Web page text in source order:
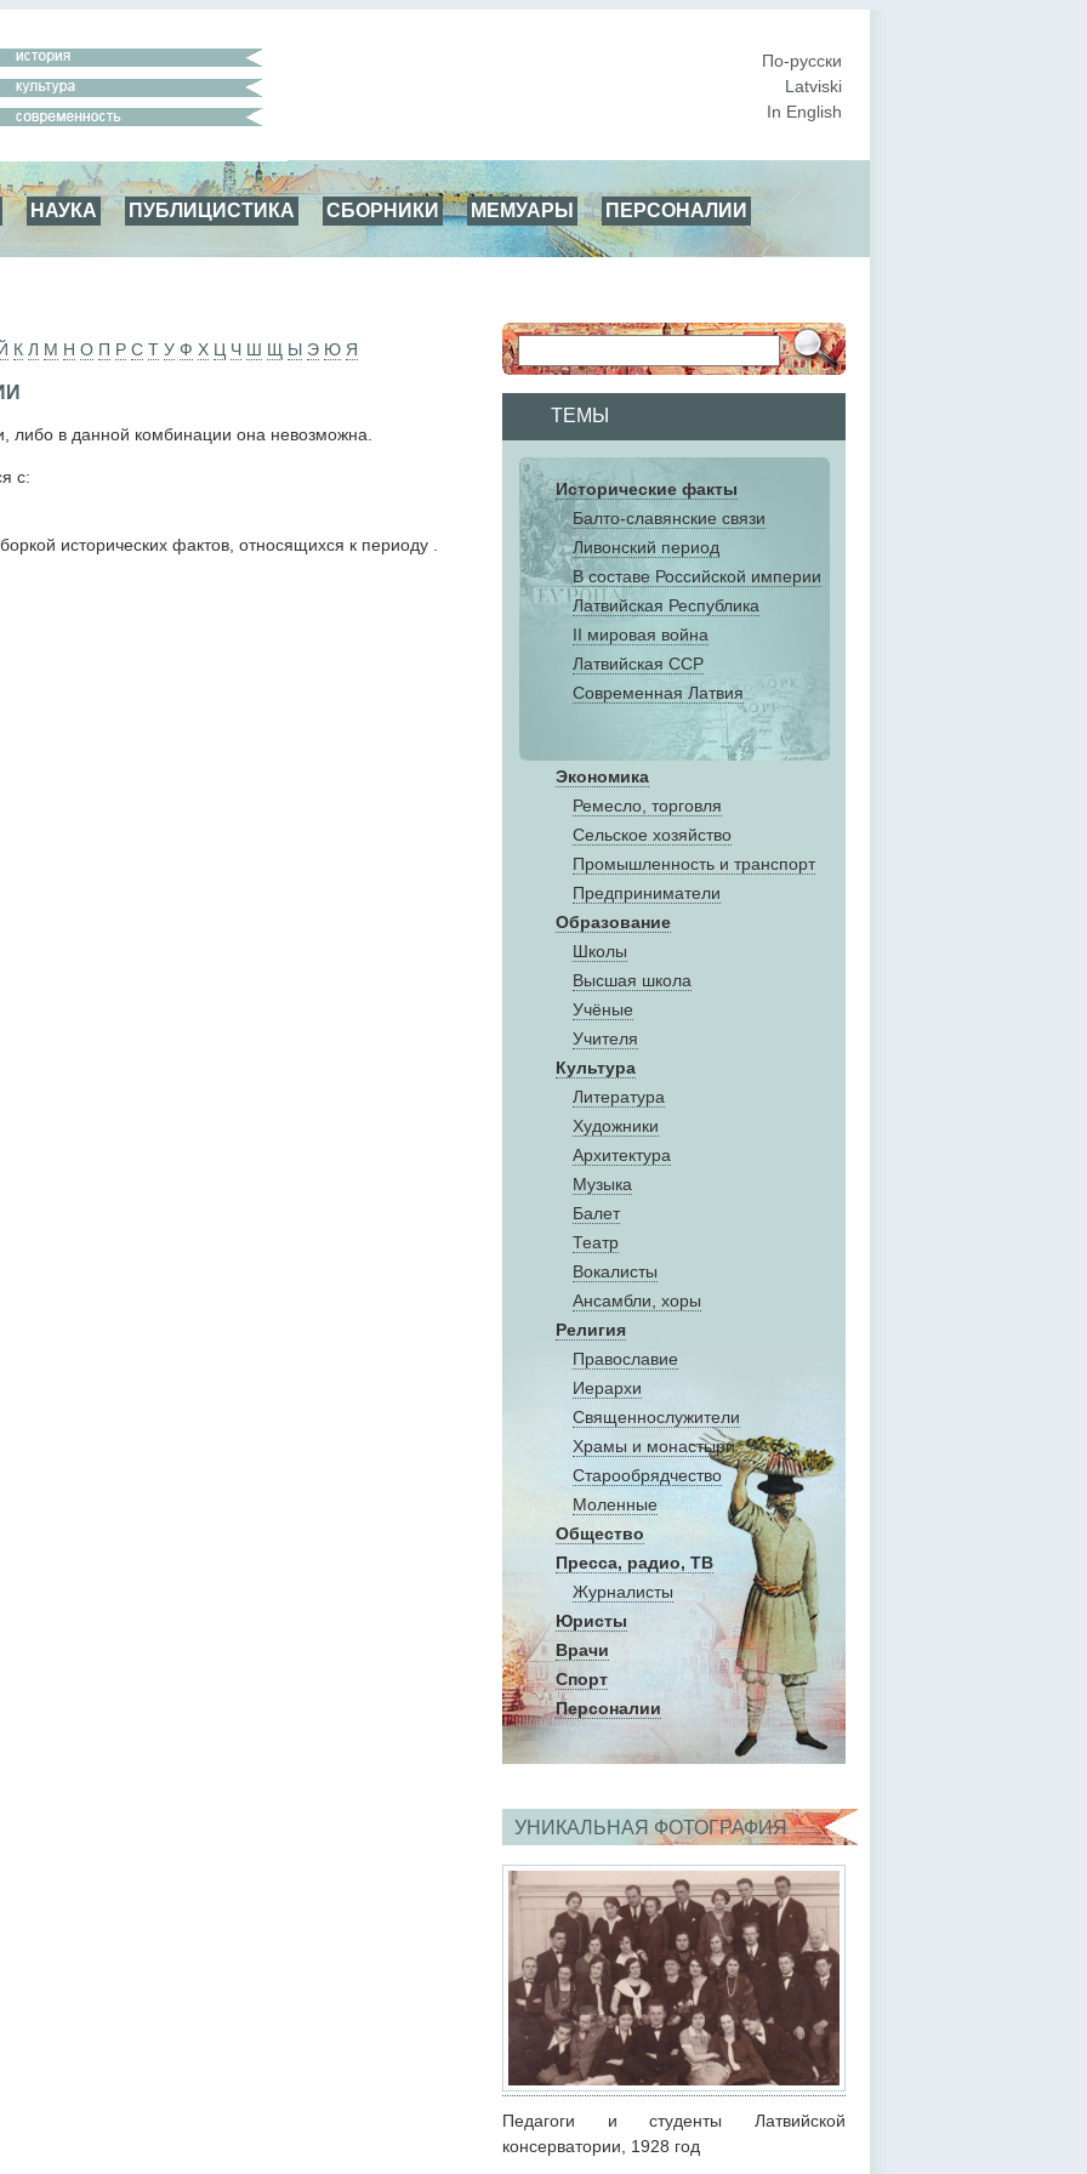
По-русски
Latviski
In English
НАУКА ПУБЛИЦИСТИКА СБОРНИКИ МЕМУАРЫ
ПЕРСОНАЛИИ
ТЕМЫ
Исторические факты
Балто-славянские связи
Ливонский период
В составе Российской империи
Латвийская Республика
II мировая война
Латвийская ССР
Современная Латвия
Экономика
Ремесло, торговля
Сельское хозяйство
Промышленность и транспорт
Предприниматели
Образование
Школы
Высшая школа
Учёные
Учителя
Культура
Литература
Художники
Aрхитектура
Музыка
Балет
Театр
Вокалисты
Aнсамбли, хоры
Религия
Православие
Иерархи
Священнослужители
Храмы и монастыри
Старообрядчество
Моленные
Общество
Пресса, радио, ТВ
Журналисты
Юристы
Врачи
Спорт
Персоналии
УНИКАЛЬНАЯ ФОТОГРАФИЯ
Педагоги и студенты Латвийской
консерватории, 1928 год
К Л М Н О П Р С Т У Ф Х Ц Ч Ш Щ Ы Э Ю Я
либо в данной комбинации она невозможна.
с:
исторических фактов, относящихся к периоду .